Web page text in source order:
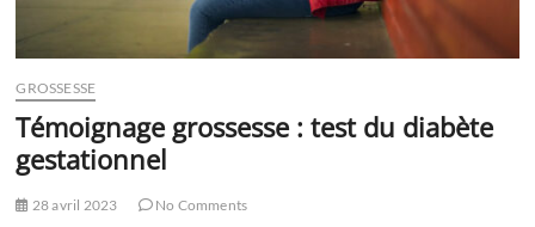
GROSSESSE
Témoignage grossesse : test du diabète
gestationnel
28 avril 2023 No Comments